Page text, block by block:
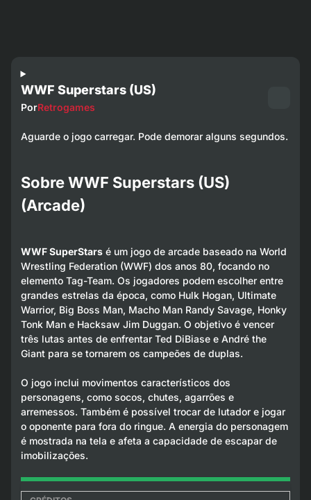
WWF Superstars (US)
PorRetrogames
Aguarde o jogo carregar. Pode demorar alguns segundos.
Sobre WWF Superstars (US)
(Arcade)
WWF SuperStarsé um jogo de arcade baseado na World
Wrestling Federation (WWF) dos anos 80, focando no
elemento Tag-Team. Os jogadores podem escolher entre
grandes estrelas da época, como Hulk Hogan, Ultimate
Warrior, Big Boss Man, Macho Man Randy Savage, Honky
Tonk Man e Hacksaw Jim Duggan. O objetivo é vencer
três lutas antes de enfrentar Ted DiBiase e André the
Giant para se tornarem os campeões de duplas.
O jogo inclui movimentos característicos dos
personagens, como socos, chutes, agarrões e
arremessos. Também é possível trocar de lutador e jogar
o oponente para fora do ringue. A energia do personagem
é mostrada na tela e afeta a capacidade de escapar de
imobilizações.